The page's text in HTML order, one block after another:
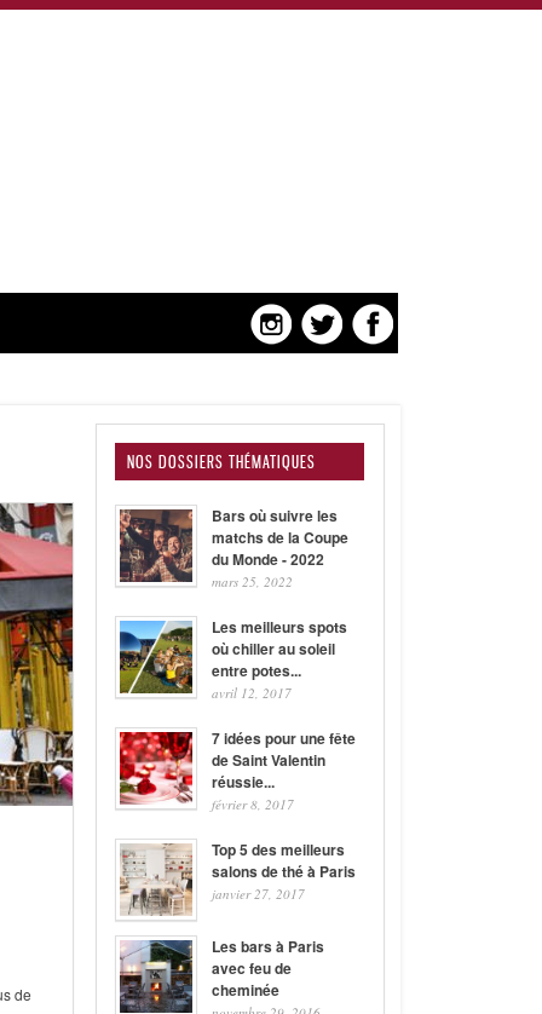
de
NOS DOSSIERS THÉMATIQUES
Bars où suivre les
matchs de la Coupe
du Monde - 2022
mars 25, 2022
Les meilleurs spots
où chiller au soleil
entre potes...
avril 12, 2017
7 idées pour une fête
de Saint Valentin
réussie...
février 8, 2017
Top 5 des meilleurs
salons de thé à Paris
janvier 27, 2017
Les bars à Paris
avec feu de
cheminée